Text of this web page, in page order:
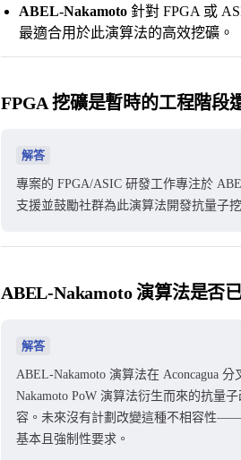
ABEL-Nakamoto 針對 FPGA 或
最適合用於此演算法的高效挖礦。
FPGA 挖礦是暫時的工程階段
解答
專案的 FPGA/ASIC 研發工作專注於
支援並鼓勵社群為此演算法開發抗量子
ABEL-Nakamoto 演算法是否
解答
ABEL-Nakamoto 演算法在 Aconcagua
Nakamoto PoW 演算法衍生而來的抗量
容。未來沒有計劃改變這種不相容性——
基本且強制性要求。